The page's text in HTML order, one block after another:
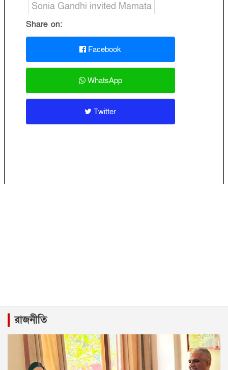
Sonia Gandhi invited Mamata
Share on:
Facebook
WhatsApp
Twitter
রাজনীতি